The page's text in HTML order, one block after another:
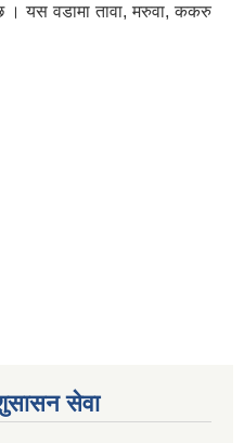
। यस वडामा तावा, मरुवा, ककरु
सेवा